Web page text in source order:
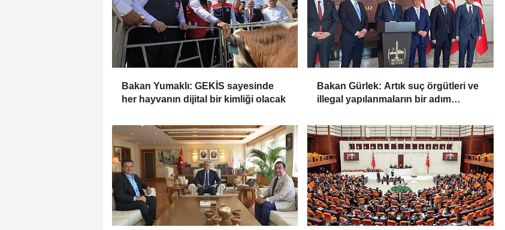
Bakan Yumaklı: GEKİS sayesinde
her hayvanın dijital bir kimliği olacak
Bakan Gürlek: Artık suç örgütleri ve
illegal yapılanmaların bir adım